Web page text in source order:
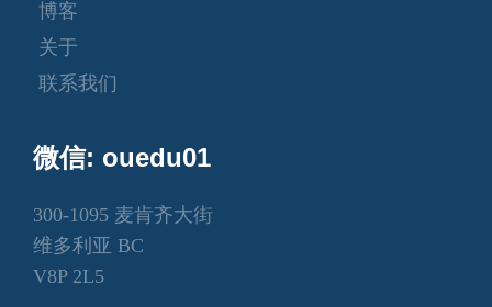
博客
关于
联系我们
微信: ouedu01
300-1095 麦肯齐大街
维多利亚 BC
V8P 2L5